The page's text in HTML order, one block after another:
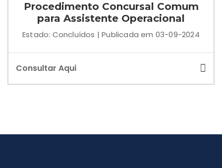
Procedimento Concursal Comum
para Assistente Operacional
Estado: Concluídos | Publicada em 03-09-2024
Consultar Aqui